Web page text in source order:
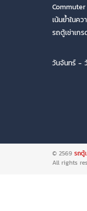
เน้นย้ำในค
รถตู้เช่าเก
วันจันทร์ -
© 2569 รถตู้
All rights